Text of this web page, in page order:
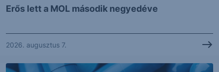
Erős lett a MOL második negyedéve
2026. augusztus 7.